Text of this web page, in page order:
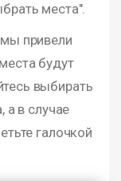
места".
привели
будут
выбирать
а в случае
галочкой